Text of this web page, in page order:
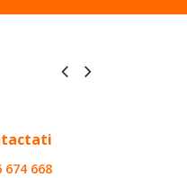
674 668